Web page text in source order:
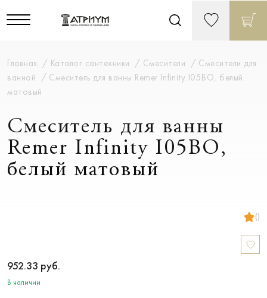
Главная Каталог сантехники Смесители
Смесители для
ванной
Смеситель для ванны Remer Infinity I05BO, белый
матовый
Смеситель для ванны
Remer Infinity I05BO,
белый матовый
()
952.33 руб.
В наличии